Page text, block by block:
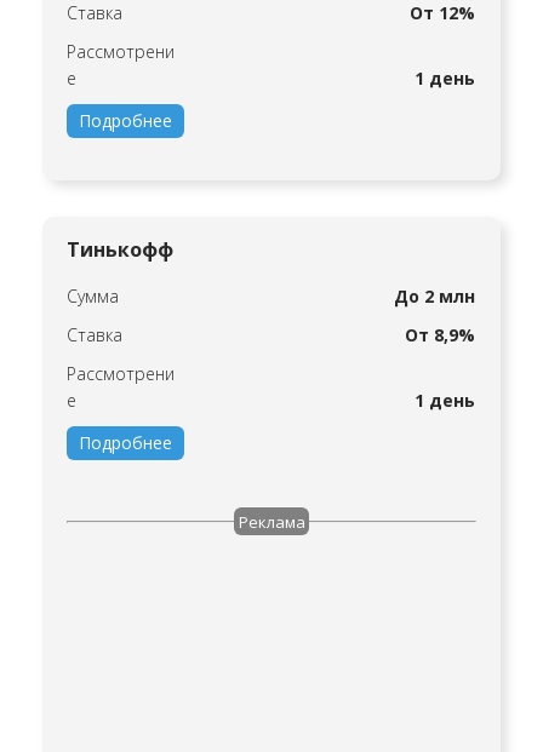
Ставка
От 12%
Рассмотрени
е
1 день
Подробнее
Тинькофф
Сумма
До 2 млн
Ставка
От 8,9%
Рассмотрени
е
1 день
Подробнее
Реклама